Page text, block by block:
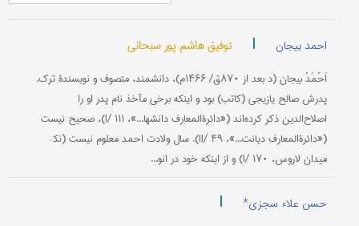
احمد بیجان | توفیق هاشم پور سبحانی
اَحْمَدْ بیجان (د بعد از ۸۷۰ق/ ۱۴۶۶م)، دانشمند، متصوف و نویسندۀ ترک.
پدرش صالح یازیجی (کاتب) بود و اینکه برخی مآخذ نام پدر او را
اصلاح‌الدین ذکر کرده‌اند («دائرةالمعارف دانشها...»، I/ ۱۱۱)، صحیح نیست
(«دائرةالمعارف دیانت...»، II/ ۴۹). سال ولادت احمد معلوم نیست (نک‍ :
میدان لاروس، I/ ۱۷۰) و از اینکه خود در انو...
حسن علاء سجزی* |